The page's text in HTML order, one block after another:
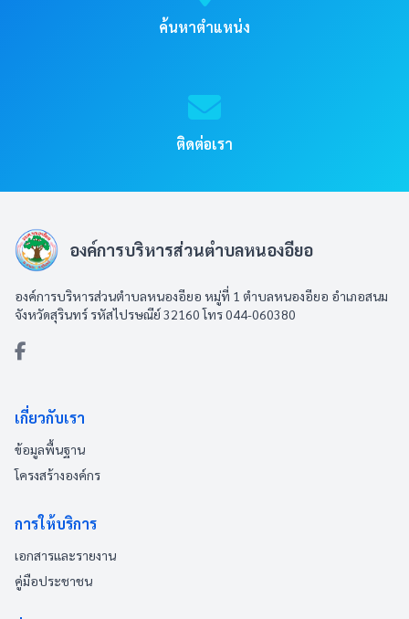
ค้นหาตำแหน่ง
ติดต่อเรา
องค์การบริหารส่วนตำบลหนองอียอ
องค์การบริหารส่วนตำบลหนองอียอ หมู่ที่ 1 ตำบลหนองอียอ อำเภอสนม
จังหวัดสุรินทร์ รหัสไปรษณีย์ 32160 โทร 044-060380
เกี่ยวกับเรา
ข้อมูลพื้นฐาน
โครงสร้างองค์กร
การให้บริการ
เอกสารและรายงาน
คู่มือประชาชน